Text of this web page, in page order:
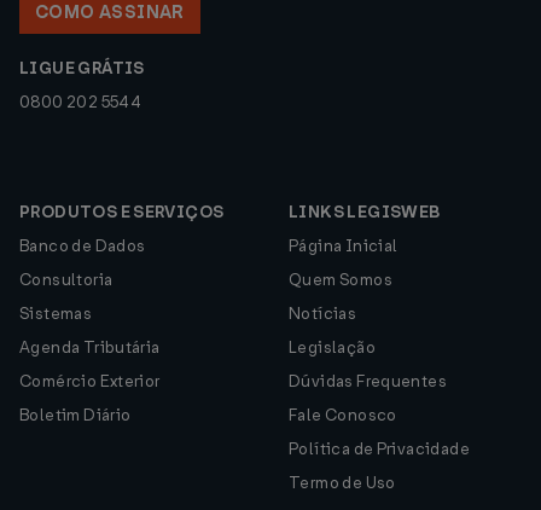
COMO ASSINAR
LIGUE GRÁTIS
0800 202 5544
PRODUTOS E SERVIÇOS
Banco de Dados
Consultoria
Sistemas
Agenda Tributária
Comércio Exterior
Boletim Diário
LINKS LEGISWEB
Página Inicial
Quem Somos
Notícias
Legislação
Dúvidas Frequentes
Fale Conosco
Política de Privacidade
Termo de Uso